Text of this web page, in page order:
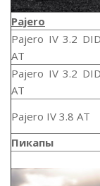
Pajero
Pajero IV 3.2 DID
AT
Pajero IV 3.2 DID
AT
Pajero IV 3.8 AT
Пикапы